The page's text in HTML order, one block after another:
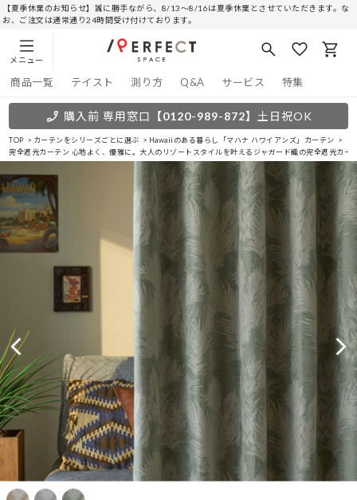
【夏季休業のお知らせ】誠に勝手ながら、8/13～8/16は夏季休業とさせていただきます。な
お、ご注文は通常通り24時間受け付けております。
メニュー
商品一覧 テイスト 測り方 Q&A サービス 特集
購入前 専用窓口 【0120-989-872】 土日祝OK
TOP カーテンをシリーズごとに選ぶ
Hawaiiのある暮らし「マハナ ハワイアンズ」カーテン
完全遮光カーテン 心地よく、優雅に。大人のリゾートスタイルを叶えるジャガード織の完全遮光カー